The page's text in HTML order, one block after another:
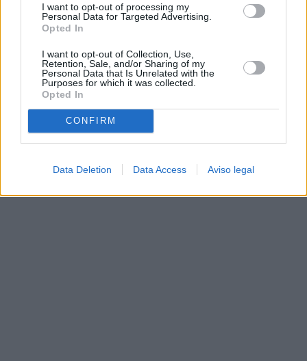
I want to opt-out of processing my
Personal Data for Targeted Advertising.
Opted In
I want to opt-out of Collection, Use,
Retention, Sale, and/or Sharing of my
Personal Data that Is Unrelated with the
Purposes for which it was collected.
Opted In
CONFIRM
Data Deletion Data Access Aviso legal